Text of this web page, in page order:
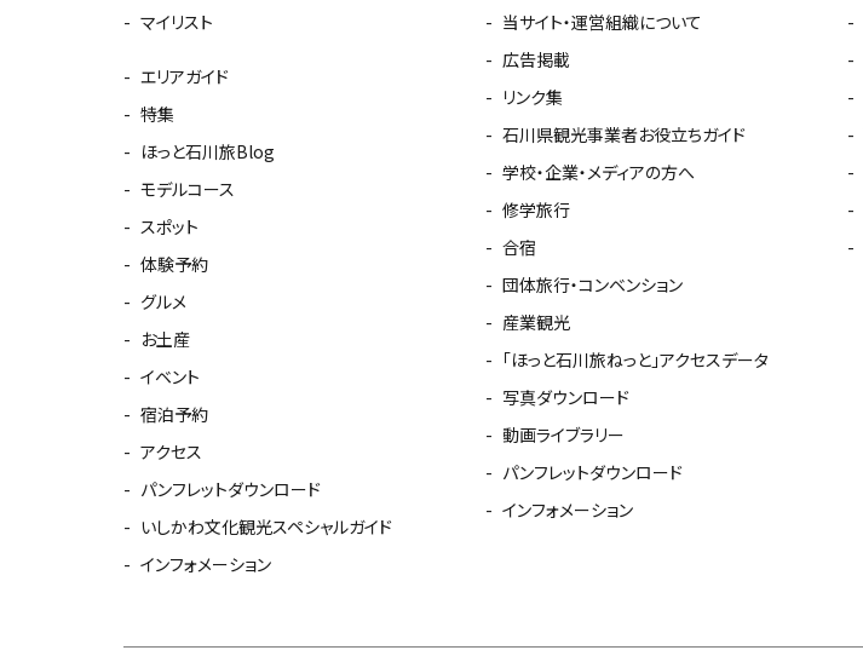
マイリスト
エリアガイド
特集
ほっと石川旅Blog
モデルコース
スポット
体験予約
グルメ
お土産
イベント
宿泊予約
アクセス
パンフレットダウンロード
いしかわ文化観光スペシャルガイド
インフォメーション
当サイト・運営組織について
広告掲載
リンク集
石川県観光事業者お役立ちガイド
学校・企業・メディアの方へ
修学旅行
合宿
団体旅行・コンベンション
産業観光
「ほっと石川旅ねっと」アクセスデータ
写真ダウンロード
動画ライブラリー
パンフレットダウンロード
インフォメーション